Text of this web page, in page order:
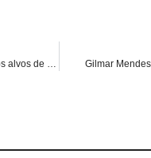
Campina Grande/PB: Ex-dirigentes do Campinense são os alvos de operação policial realizada no Renatão, diz Polícia. Gilmar